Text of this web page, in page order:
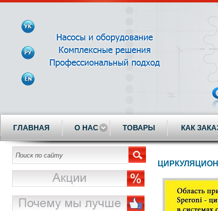
ГЛАВНАЯ О НАС ТОВАРЫ КАК